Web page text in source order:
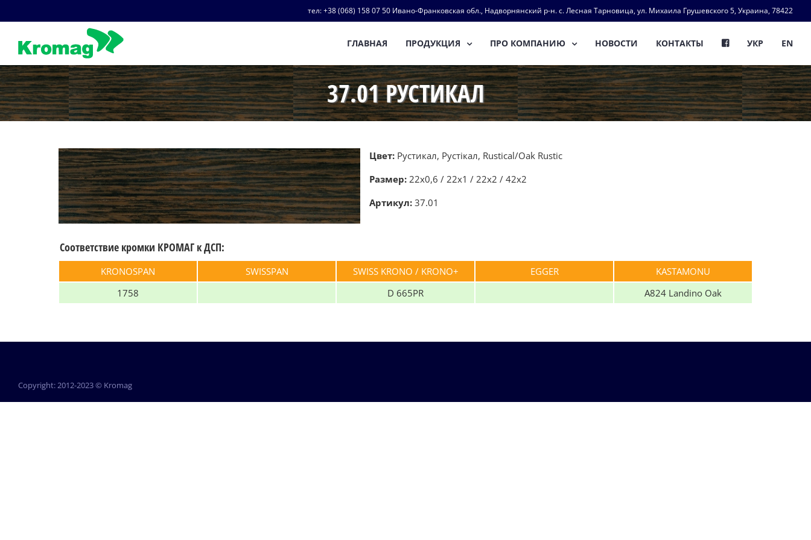
to
тел: +38 (068) 158 07 50 Ивано-Франковская обл., Надворнянский р-н. с. Лесная Тарновица, ул. Михаила Грушевского 5, Украина, 78422
ГЛАВНАЯ ПРОДУКЦИЯ ПРО КОМПАНИЮ НОВОСТИ КОНТАКТЫ УКР EN
37.01 РУСТИКАЛ
Цвет: Рустикал, Рустікал, Rustical/Oak Rustic
Размер: 22х0,6 / 22х1 / 22х2 / 42х2
Артикул: 37.01
Соответствие кромки КРОМАГ к ДСП:
KRONOSPAN SWISSPAN SWISS KRONO / KRONO+ EGGER
KASTAMONU
1758
D 665PR A824 Landino Oak
Copyright: 2012-2023 © Kromag